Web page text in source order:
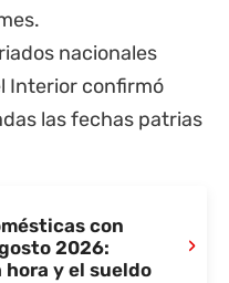
nacionales
Interior confirmó
las fechas patrias
con
2026:
y el sueldo
›